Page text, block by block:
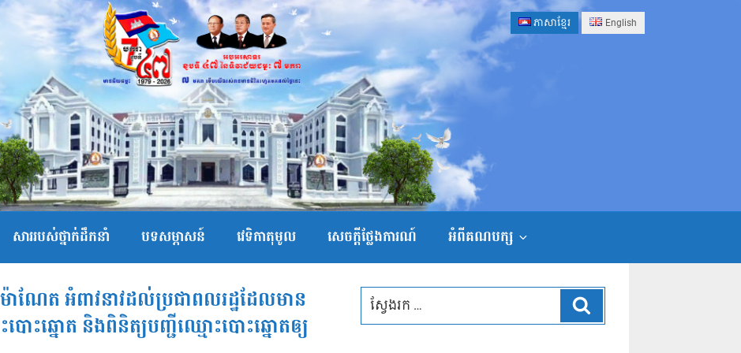
ភាសាខ្មែរ English
សាររបស់ថ្នាក់ដឹកនាំ បទសម្ភាសន៍ វេទិកាតុមូល សេចក្ដីថ្លែងការណ៍ អំពីគណបក្ស
ណែត អំពាវនាវដល់ប្រជាពលរដ្ឋដែលមាន
ោះឆ្នោត និងពិនិត្យបញ្ជីឈ្មោះបោះឆ្នោតឲ្យ